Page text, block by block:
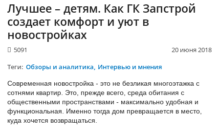
Лучшее – детям. Как ГК Запстрой
создает комфорт и уют в
новостройках
20 июня 2018
5091
Теги: Обзоры и аналитика Интервью и мнения
Современная новостройка - это не безликая многоэтажка с
сотнями квартир. Это, прежде всего, среда обитания с
общественными пространствами - максимально удобная и
функциональная. Именно тогда дом превращается в место,
куда хочется возвращаться.